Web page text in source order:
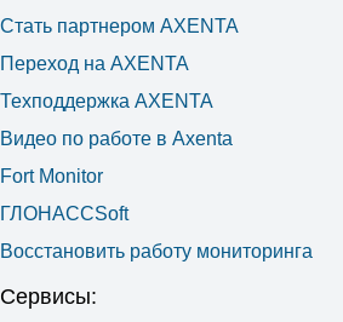
Стать партнером AXENTA
Переход на AXENTA
Техподдержка AXENTA
Видео по работе в Axenta
Fort Monitor
ГЛОНАССSoft
Восстановить работу мониторинга
Сервисы: